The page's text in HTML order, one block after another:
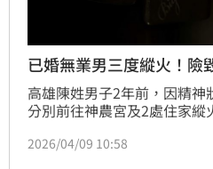
已婚無業男三度縱火！險
高雄陳姓男子2年前，因精神
分別前往神農宮及2處住家
毀，陳男落網後，都坦承犯
2026/04/09 10:58